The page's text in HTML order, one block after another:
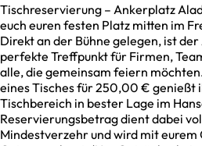
Tischreservierung – Ankerplatz
euch euren festen Platz mitten im
Direkt an der Bühne gelegen, ist
perfekte Treffpunkt für Firmen,
alle, die gemeinsam feiern
eines Tisches für 250,00 € genießt
Tischbereich in bester Lage im
Reservierungsbetrag dient dabei
Mindestverzehr und wird mit